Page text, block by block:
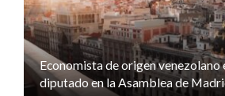
Economista de origen venezolano
diputado en la Asamblea de